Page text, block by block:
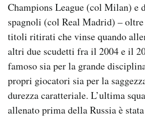
Champions League (col Milan) e
spagnoli (col Real Madrid) –
titoli ritirati che vinse quando
altri due scudetti fra il 2004 e il
famoso sia per la grande
propri giocatori sia per la
durezza caratteriale. L’ultima
allenato prima della Russia è